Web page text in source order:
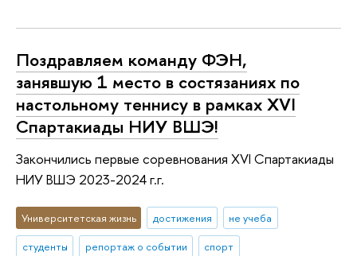
Поздравляем команду ФЭН,
занявшую 1 место в состязаниях по
настольному теннису в рамках XVI
Спартакиады НИУ ВШЭ!
Закончились первые соревнования XVI Спартакиады
НИУ ВШЭ 2023-2024 г.г.
Университетская жизнь достижения
не учеба
студенты
репортаж о событии
спорт